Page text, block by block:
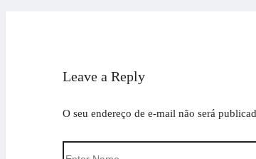
Leave a Reply
O seu endereço de e-mail não será